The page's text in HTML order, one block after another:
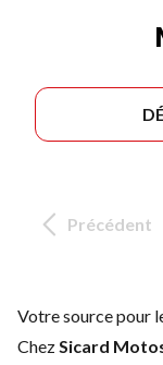
Précédent
Votre source pour
ChezSicard